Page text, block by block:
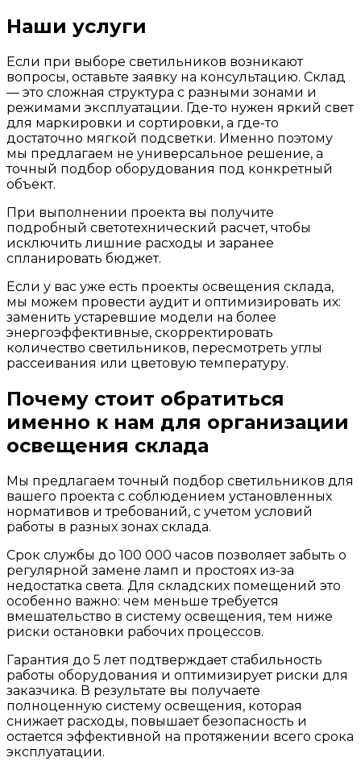
Наши услуги
Если при выборе светильников возникают
вопросы, оставьте заявку на консультацию. Склад
— это сложная структура с разными зонами и
режимами эксплуатации. Где-то нужен яркий свет
для маркировки и сортировки, а где-то
достаточно мягкой подсветки. Именно поэтому
мы предлагаем не универсальное решение, а
точный подбор оборудования под конкретный
объект.
При выполнении проекта вы получите
подробный светотехнический расчет, чтобы
исключить лишние расходы и заранее
спланировать бюджет.
Если у вас уже есть проекты освещения склада,
мы можем провести аудит и оптимизировать их:
заменить устаревшие модели на более
энергоэффективные, скорректировать
количество светильников, пересмотреть углы
рассеивания или цветовую температуру.
Почему стоит обратиться
именно к нам для организации
освещения склада
Мы предлагаем точный подбор светильников для
вашего проекта с соблюдением установленных
нормативов и требований, с учетом условий
работы в разных зонах склада.
Срок службы до 100 000 часов позволяет забыть о
регулярной замене ламп и простоях из-за
недостатка света. Для складских помещений это
особенно важно: чем меньше требуется
вмешательство в систему освещения, тем ниже
риски остановки рабочих процессов.
Гарантия до 5 лет подтверждает стабильность
работы оборудования и оптимизирует риски для
заказчика. В результате вы получаете
полноценную систему освещения, которая
снижает расходы, повышает безопасность и
остается эффективной на протяжении всего срока
эксплуатации.